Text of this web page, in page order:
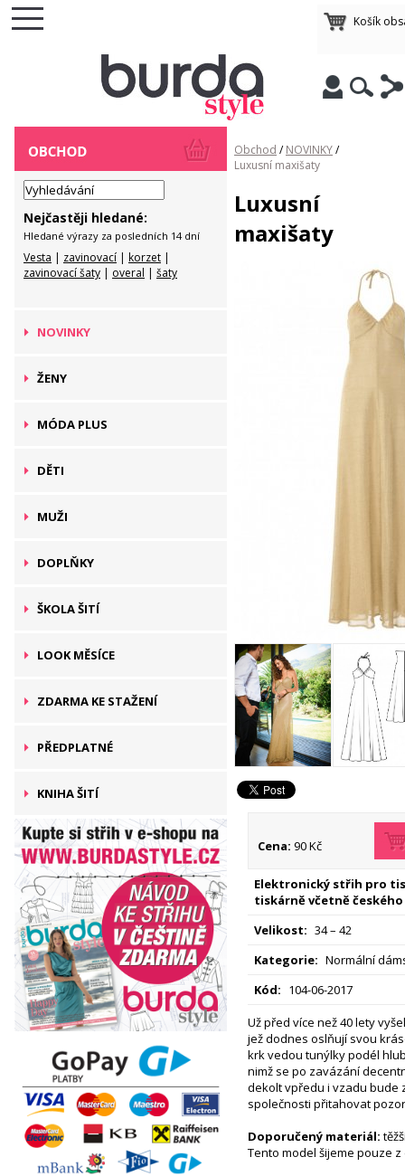
Košík
Nejčastěji hledané:
Hledané výrazy za posledních 14 dní
Vesta | zavinovací | korzet |
zavinovací šaty | overal | šaty
NOVINKY
ŽENY
MÓDA PLUS
DĚTI
MUŽI
DOPLŇKY
ŠKOLA ŠITÍ
LOOK MĚSÍCE
ZDARMA KE STAŽENÍ
PŘEDPLATNÉ
KNIHA ŠITÍ
Obchod / NOVINKY/
Luxusní maxišaty
Luxusní
maxišaty
Cena: 90 Kč
Elektronický střih pro
tiskárně včetně českého
Velikost: 34 – 42
Kategorie: Normální
Kód: 104-06-2017
Už před více než 40 lety
jež dodnes oslňují svou
krk vedou tunýlky podél
nimž se po zavázání
dekolt vpředu i vzadu bude
společnosti přitahovat
Doporučený materiál:
Tento model šijeme pouze